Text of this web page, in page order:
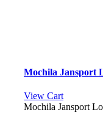
Mochila Jansport
View Cart
Mochila Jansport